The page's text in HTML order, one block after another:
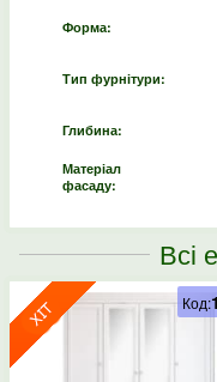
Форма:
Тип фурнітури:
Глибина:
Матеріал
фасаду:
Всі
Код: